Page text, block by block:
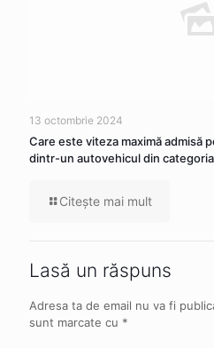
13 octombrie 2024
Care este viteza maximă admisă
dintr-un autovehicul din
Citeşte mai mult
Lasă un răspuns
Adresa ta de email nu va fi
sunt marcate cu *